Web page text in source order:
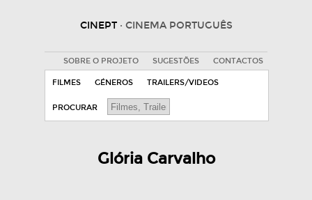
CINEPT · CINEMA PORTUGUÊS
SOBRE O PROJETO SUGESTÕES CONTACTOS
FILMES GÉNEROS TRAILERS/VIDEOS
PROCURAR
Glória Carvalho